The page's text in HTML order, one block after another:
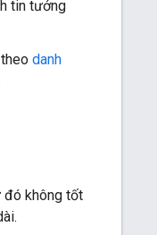
tin tưởng
danh
đó không tốt